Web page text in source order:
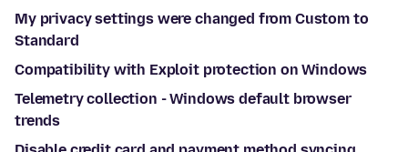
My privacy settings were changed from Custom to
Standard
Compatibility with Exploit protection on Windows
Telemetry collection - Windows default browser
trends